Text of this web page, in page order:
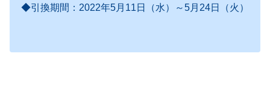
◆引換期間：2022年5月11日（水）～5月24日（火）